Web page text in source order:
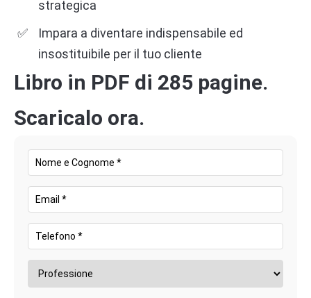
strategica
Impara a diventare indispensabile ed
insostituibile per il tuo cliente
Libro in PDF di 285 pagine.
Scaricalo ora.